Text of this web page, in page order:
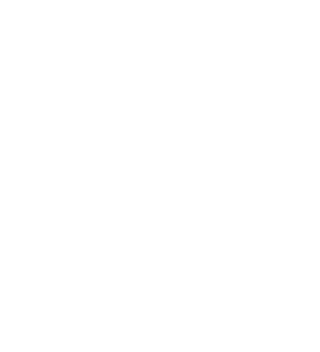
du Reiki ?
qui apporte de nombreux bienfaits au corps et à l’esprit. En adoptant
:
sommeil ;
dépressifs ;
vos angoisses ;
concentration ;
en vous ;
;
;
des patients atteints de cancer ;
mémoire et de concentration ;